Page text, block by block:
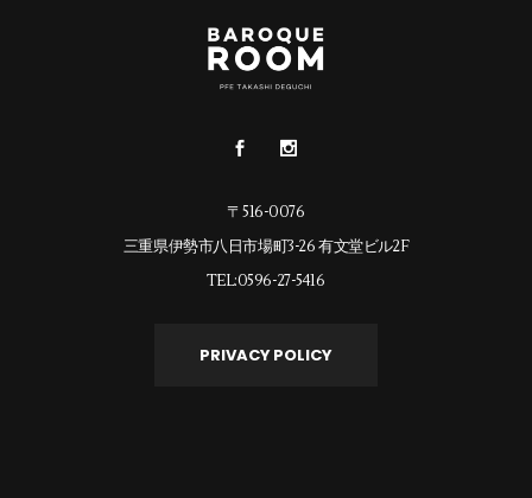
〒516-0076
三重県伊勢市八日市場町3-26 有文堂ビル2F
TEL:0596-27-5416
PRIVACY POLICY